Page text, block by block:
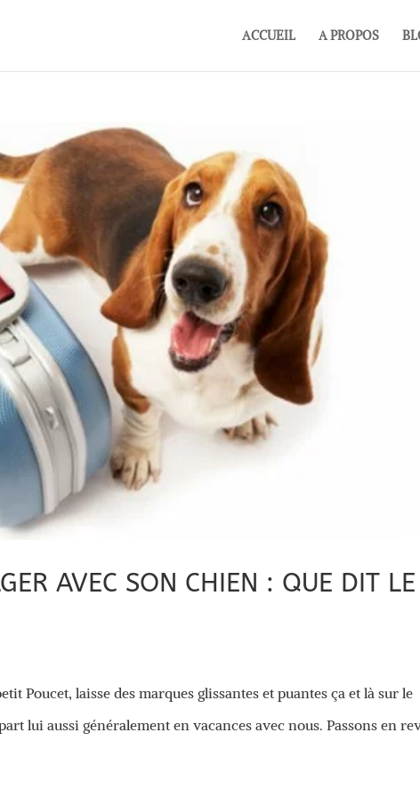
ACCUEIL A PROPOS
AVEC SON CHIEN : QUE DIT LE
Poucet, laisse des marques glissantes et puantes ça et là sur le
lui aussi généralement en vacances avec nous. Passons en